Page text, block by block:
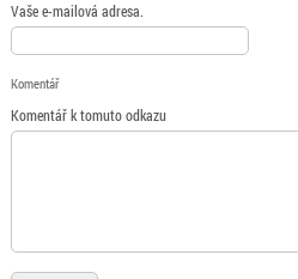
Vaše e-mailová adresa.
Komentář
Komentář k tomuto odkazu